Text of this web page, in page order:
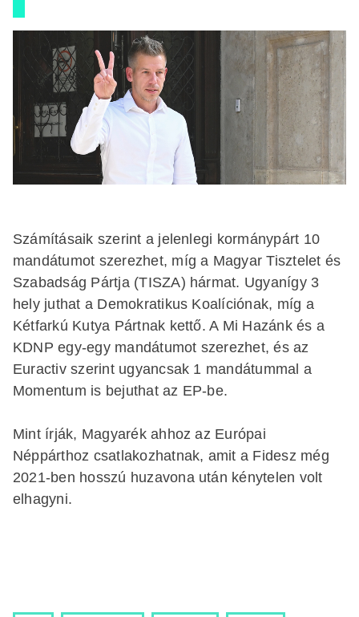
Számításaik szerint a jelenlegi kormánypárt 10
mandátumot szerezhet, míg a Magyar Tisztelet és
Szabadság Pártja (TISZA) hármat. Ugyanígy 3
hely juthat a Demokratikus Koalíciónak, míg a
Kétfarkú Kutya Pártnak kettő. A Mi Hazánk és a
KDNP egy-egy mandátumot szerezhet, és az
Euractiv szerint ugyancsak 1 mandátummal a
Momentum is bejuthat az EP-be.
Mint írják, Magyarék ahhoz az Európai
Néppárthoz csatlakozhatnak, amit a Fidesz még
2021-ben hosszú huzavona után kénytelen volt
elhagyni.